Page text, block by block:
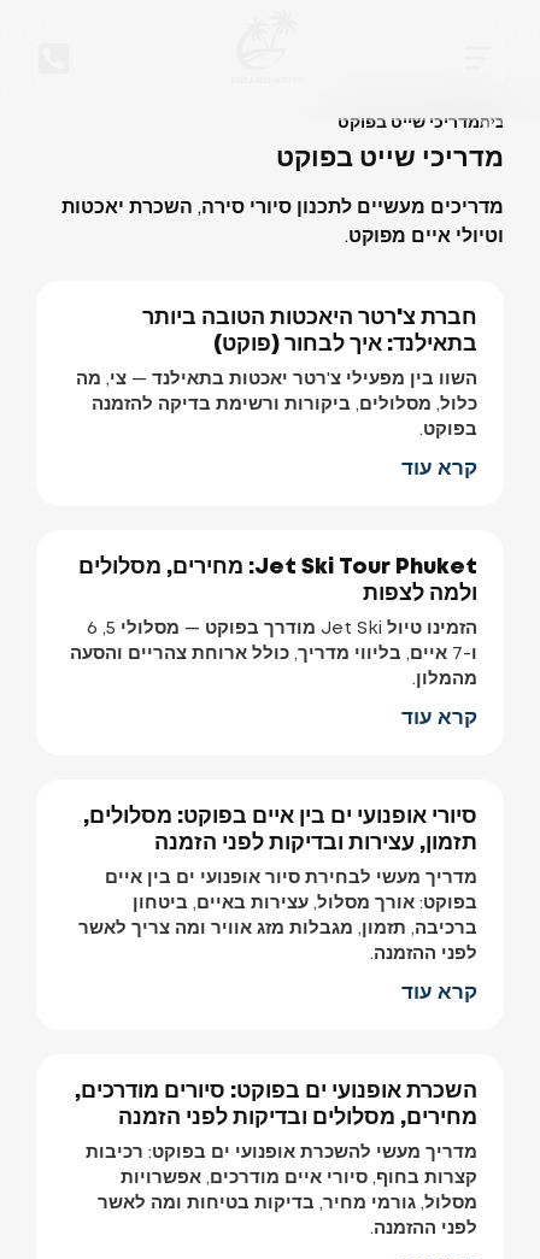
ביתמדריכי שייט בפוקט
מדריכי שייט בפוקט
מדריכים מעשיים לתכנון סיורי סירה, השכרת יאכטות
וטיולי איים מפוקט.
חברת צ'רטר היאכטות הטובה ביותר
בתאילנד: איך לבחור (פוקט)
השוו בין מפעילי צ'רטר יאכטות בתאילנד — צי, מה
כלול, מסלולים, ביקורות ורשימת בדיקה להזמנה
בפוקט.
קרא עוד
Jet Ski Tour Phuket: מחירים, מסלולים
ולמה לצפות
הזמינו טיול Jet Ski מודרך בפוקט — מסלולי 5, 6
ו-7 איים, בליווי מדריך, כולל ארוחת צהריים והסעה
מהמלון.
קרא עוד
סיורי אופנועי ים בין איים בפוקט: מסלולים,
תזמון, עצירות ובדיקות לפני הזמנה
מדריך מעשי לבחירת סיור אופנועי ים בין איים
בפוקט: אורך מסלול, עצירות באיים, ביטחון
ברכיבה, תזמון, מגבלות מזג אוויר ומה צריך לאשר
לפני ההזמנה.
קרא עוד
השכרת אופנועי ים בפוקט: סיורים מודרכים,
מחירים, מסלולים ובדיקות לפני הזמנה
מדריך מעשי להשכרת אופנועי ים בפוקט: רכיבות
קצרות בחוף, סיורי איים מודרכים, אפשרויות
מסלול, גורמי מחיר, בדיקות בטיחות ומה לאשר
לפני ההזמנה.